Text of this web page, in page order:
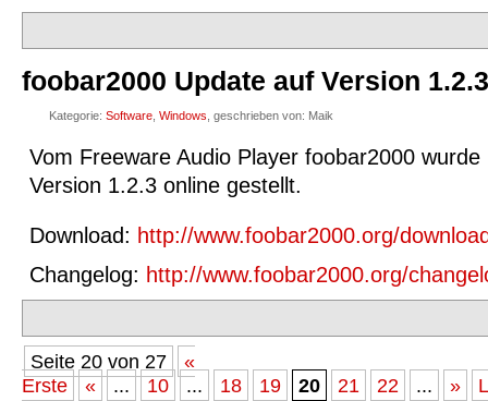
foobar2000 Update auf Version 1.2.3
Kategorie: Software Windows , geschrieben von: Maik
Vom Freeware Audio Player foobar2000 wurde
Version 1.2.3 online gestellt.
Download: http://www.foobar2000.org/
Changelog: http://www.foobar2000.org/
Seite 20 von 27
«
Erste
« ... 10 ... 18 19 20 21 22 ... »